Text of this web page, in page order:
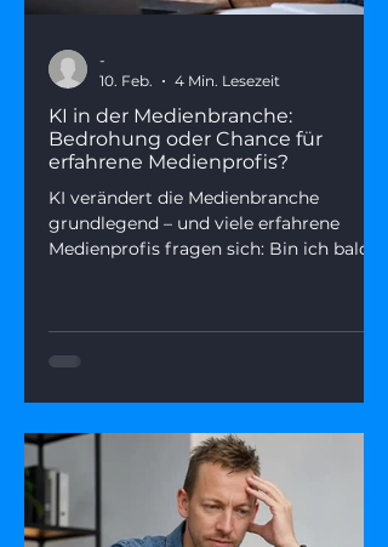
KI in der Medienbranche:
Bedrohung oder Chance für
erfahrene Medienprofis?
KI verändert die Medienbranche
grundlegend – und viele erfahrene
Medienprofis fragen sich: Bin ich bald
deine Stärken in einer KI-geprägten
-
10. Feb.
4 Min. Lesezeit